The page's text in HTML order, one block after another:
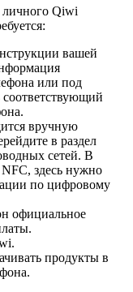
личного Qiwi
вашей
или под
вручную
в раздел
сетей. В
здесь нужно
по цифровому
официальное
продукты в